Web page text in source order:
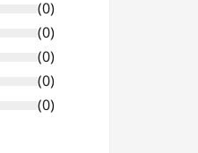
(0)
(0)
(0)
(0)
(0)